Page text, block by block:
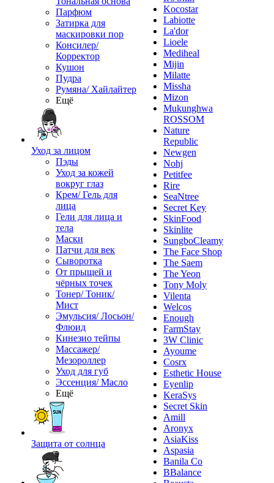
Парфюм
Затирка для
маскировки пор
Консилер/
Корректор
Кушон
Пудра
Румяна/ Хайлайтер
Ещё
Уход за лицом
Пэды
Уход за кожей
вокруг глаз
Крем/ Гель для
лица
Гели для лица и
тела
Маски
Патчи для век
Сыворотка
От прыщей и
чёрных точек
Тонер/ Тоник/
Мист
Эмульсия/ Лосьон/
Флюид
Кинезио тейпы
Массажер/
Мезороллер
Уход для губ
Эссенция/ Масло
Ещё
Защита от солнца
Kocostar
Labiotte
La'dor
Lioele
Mediheal
Mijin
Milatte
Missha
Mizon
Mukunghwa
ROSSOM
Nature
Republic
Newgen
Nohj
Petitfee
Rire
SeaNtree
Secret Key
SkinFood
Skinlite
SungboCleamy
The Face Shop
The Saem
The Yeon
Tony Moly
Vilenta
Welcos
Enough
FarmStay
3W Clinic
Ayoume
Cosrx
Esthetic House
Eyenlip
KeraSys
Secret Skin
Amill
Aronyx
AsiaKiss
Aspasia
Banila Co
BBalance